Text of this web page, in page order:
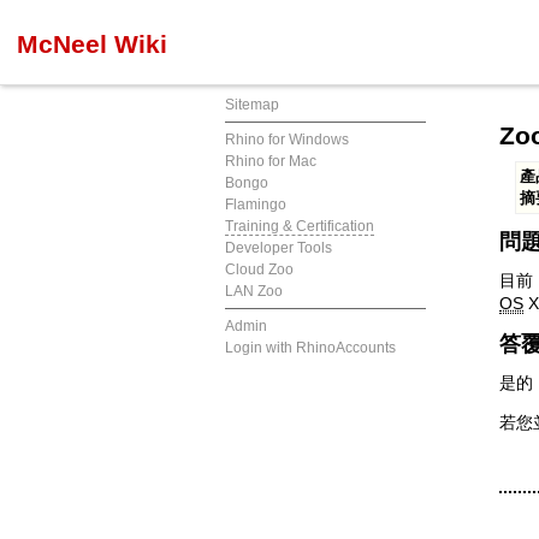
McNeel Wiki
Sitemap
Rhino for Windows
Rhino for Mac
Bongo
Flamingo
Training & Certification
Developer Tools
Cloud Zoo
LAN Zoo
Admin
Login with RhinoAccounts
產
摘
問
目前
OS
答
是的
若您